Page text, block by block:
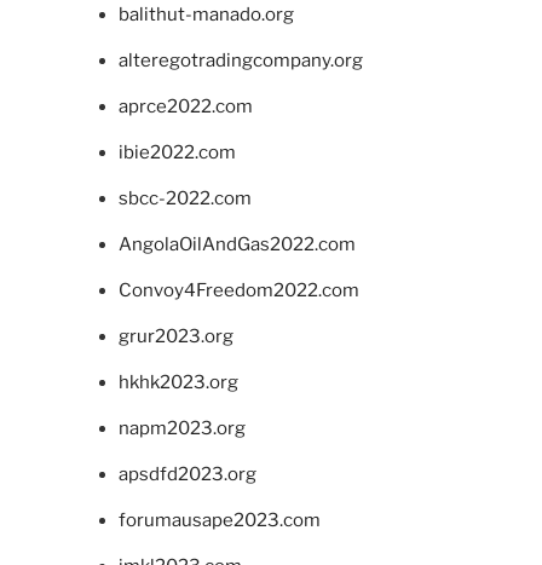
balithut-manado.org
alteregotradingcompany.org
aprce2022.com
ibie2022.com
sbcc-2022.com
AngolaOilAndGas2022.com
Convoy4Freedom2022.com
grur2023.org
hkhk2023.org
napm2023.org
apsdfd2023.org
forumausape2023.com